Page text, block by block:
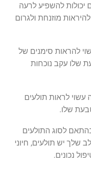
יכולות להשפיע לרעה
מוזנחת ולגרום
להראות סימנים של
שלו עקב נוכחות
לראות תולעים
שלו.
לסוג התולעים
יש תולעים, חיוני
נכונים.